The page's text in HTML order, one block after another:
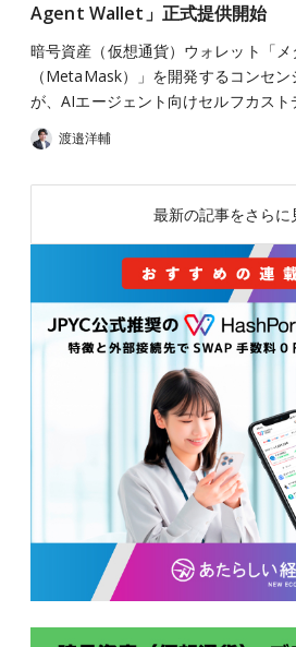
Agent Wallet」正式提供開始
暗号資産（仮想通貨）ウォレット「メ
（MetaMask）」を開発するコンセン
が、AIエージェント向けセルフカス
渡邉洋輔
最新の記事をさらに